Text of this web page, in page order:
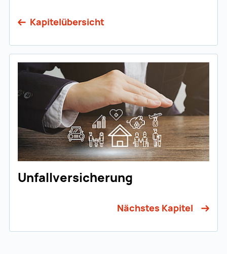
Kapitelübersicht
Unfallversicherung
Nächstes Kapitel